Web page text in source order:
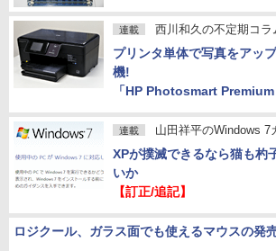
連載 西川和久の不定期コラ
プリンタ単体で写真をアッ
機!
「HP Photosmart Premium
連載 山田祥平のWindows 7
XPが撲滅できるなら猫も杓
いか
【訂正/追記】
ロジクール、ガラス面でも使えるマウスの発